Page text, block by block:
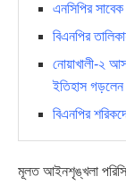
এনসিপির
বিএনপির
নোয়াখালী-২
ইতিহাস
বিএনপির
মূলত আইনশৃঙ্খলা